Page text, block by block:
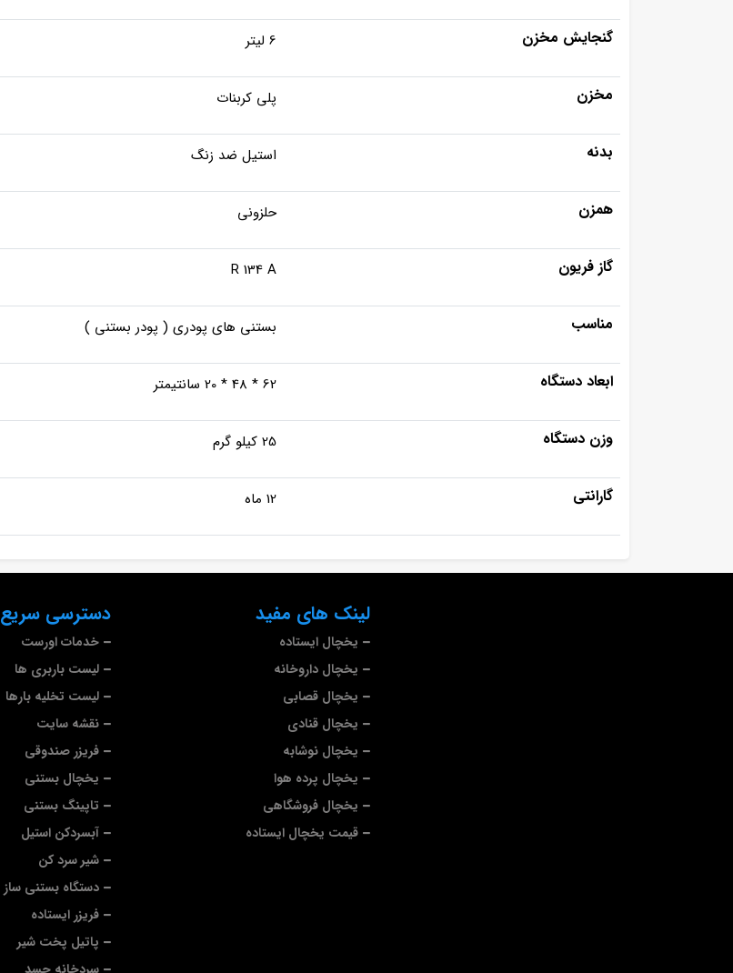
گنجایش مخزن 6 لیتر
مخزن پلی کربنات
بدنه استیل ضد زنگ
همزن حلزونی
گاز فریون R 134 A
مناسب بستنی های پودری ( پودر بستنی )
ابعاد دستگاه 62 * 48 * 20 سانتیمتر
وزن دستگاه 25 کیلو گرم
گارانتی 12 ماه
لینک های مفید
یخچال ایستاده
یخچال داروخانه
یخچال قصابی
یخچال قنادی
یخچال نوشابه
یخچال پرده هوا
یخچال فروشگاهی
قیمت یخچال ایستاده
دسترسی سریع
خدمات اورست
لیست باربری ها
لیست تخلیه بارها
نقشه سایت
فریزر صندوقی
یخچال بستنی
تاپینگ بستنی
آبسردکن استیل
شیر سرد کن
دستگاه بستنی ساز
فریزر ایستاده
پاتیل پخت شیر